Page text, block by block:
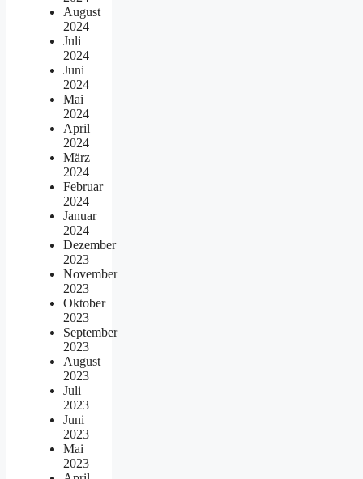
August
2024
Juli
2024
Juni
2024
Mai
2024
April
2024
März
2024
Februar
2024
Januar
2024
Dezember
2023
November
2023
Oktober
2023
September
2023
August
2023
Juli
2023
Juni
2023
Mai
2023